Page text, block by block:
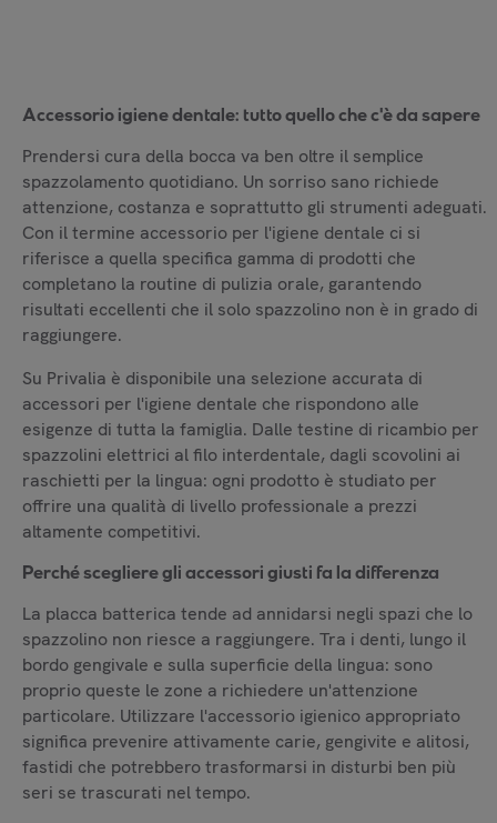
Accessorio igiene dentale: tutto quello che c'è da sapere
Prendersi cura della bocca va ben oltre il semplice
spazzolamento quotidiano. Un sorriso sano richiede
attenzione, costanza e soprattutto gli strumenti adeguati.
Con il termine accessorio per l'igiene dentale ci si
riferisce a quella specifica gamma di prodotti che
completano la routine di pulizia orale, garantendo
risultati eccellenti che il solo spazzolino non è in grado di
raggiungere.
Su Privalia è disponibile una selezione accurata di
accessori per l'igiene dentale che rispondono alle
esigenze di tutta la famiglia. Dalle testine di ricambio per
spazzolini elettrici al filo interdentale, dagli scovolini ai
raschietti per la lingua: ogni prodotto è studiato per
offrire una qualità di livello professionale a prezzi
altamente competitivi.
Perché scegliere gli accessori giusti fa la differenza
La placca batterica tende ad annidarsi negli spazi che lo
spazzolino non riesce a raggiungere. Tra i denti, lungo il
bordo gengivale e sulla superficie della lingua: sono
proprio queste le zone a richiedere un'attenzione
particolare. Utilizzare l'accessorio igienico appropriato
significa prevenire attivamente carie, gengivite e alitosi,
fastidi che potrebbero trasformarsi in disturbi ben più
seri se trascurati nel tempo.